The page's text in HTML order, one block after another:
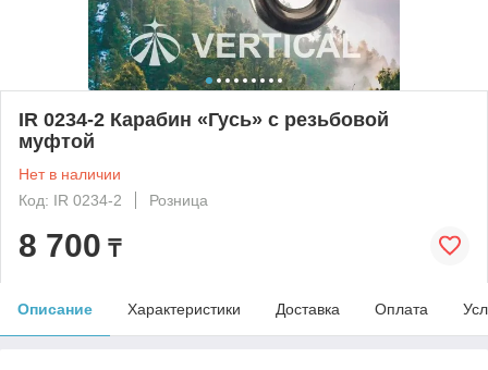
IR 0234-2 Карабин «Гусь» c резьбовой
муфтой
Нет в наличии
Код: IR 0234-2
Розница
8 700 ₸
Описание Характеристики Доставка Оплата